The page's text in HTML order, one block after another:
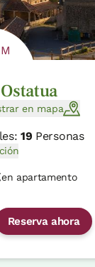
en mapa
19 Personas
en apartamento
Reserva ahora